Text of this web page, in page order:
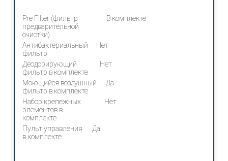
Pre Filter (фильтр
предварительной
очистки)
В комплекте
Антибактериальный
фильтр
Нет
Деодорирующий
фильтр в комплекте
Нет
Моющийся воздушный
фильтр в комплекте
Да
Набор крепежных
элементов в
комплекте
Нет
Пульт управления
в комплекте
Да